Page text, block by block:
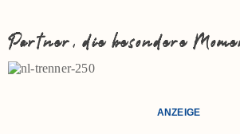
Partner, die besondere
ANZEIGE